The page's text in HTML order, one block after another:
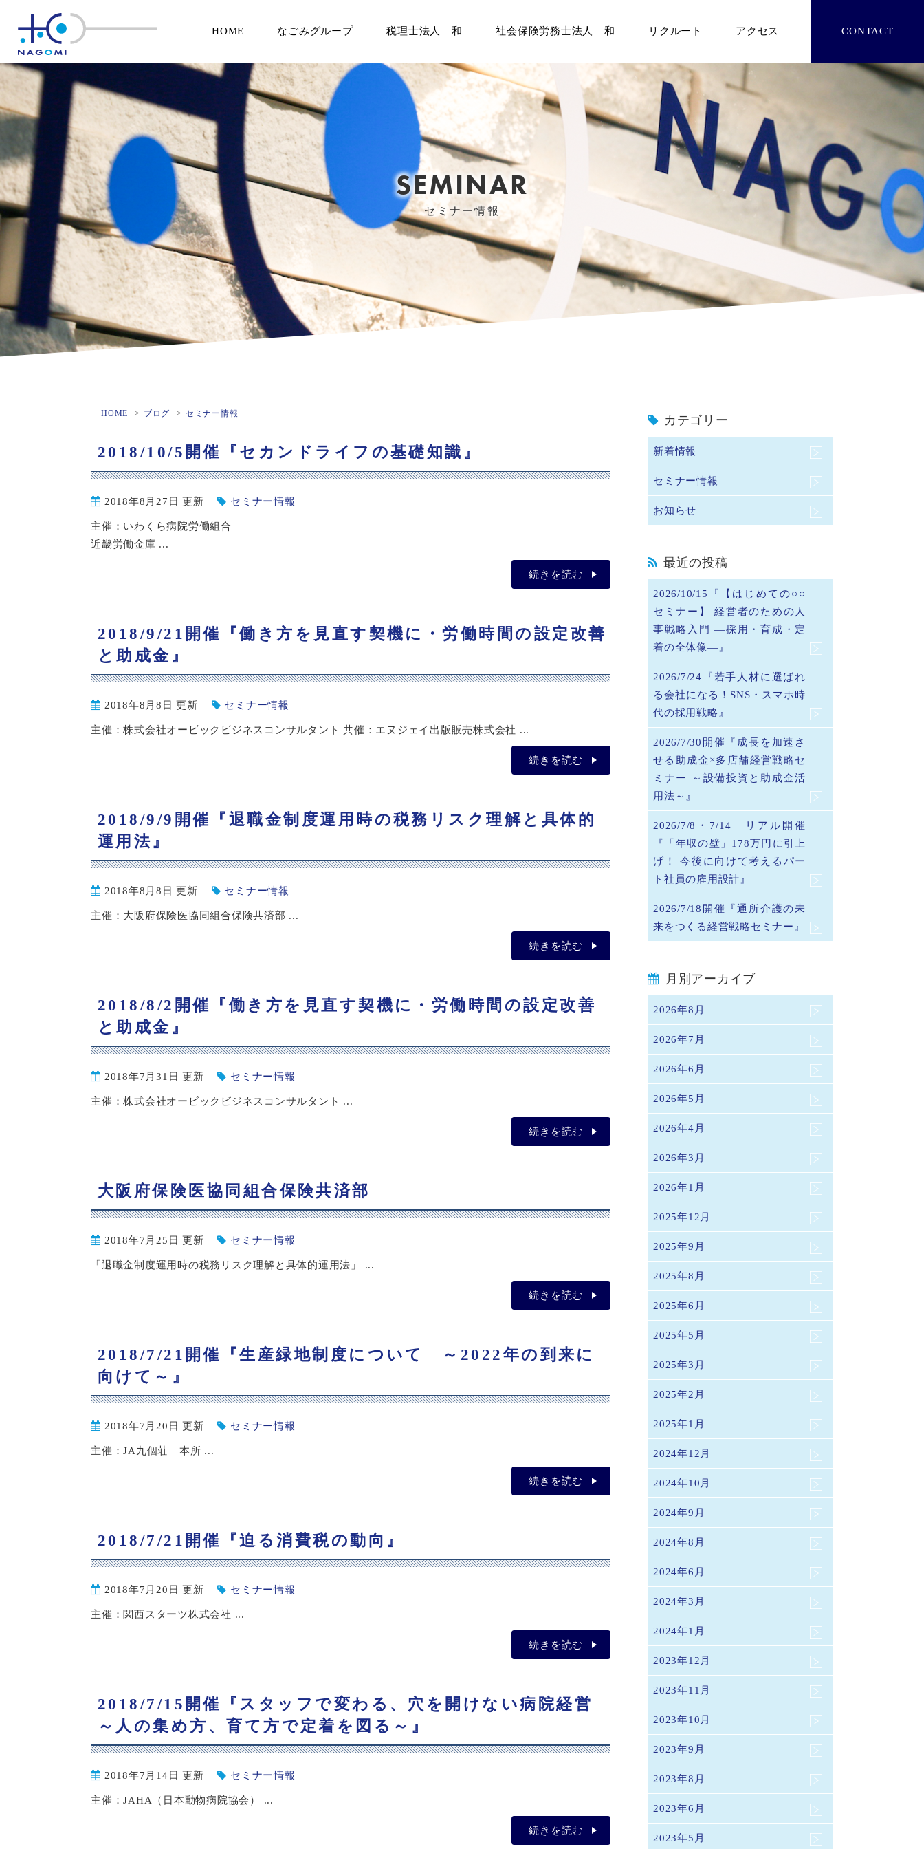
HOME なごみグループ 税理士法人 和 社会保険労務士法人 和 リクルート アクセス CONTACT
SEMINAR
セミナー情報
HOME ブログ セミナー情報
2018/10/5開催『セカンドライフの基礎知識』
2018年8月27日 更新 セミナー情報
主催：いわくら病院労働組合
近畿労働金庫 ...
続きを読む
2018/9/21開催『働き方を見直す契機に・労働時間の設定改善
と助成金』
2018年8月8日 更新 セミナー情報
主催：株式会社オービックビジネスコンサルタント 共催：エヌジェイ出版販売株式会社 ...
続きを読む
2018/9/9開催『退職金制度運用時の税務リスク理解と具体的
運用法』
2018年8月8日 更新 セミナー情報
主催：大阪府保険医協同組合保険共済部 ...
続きを読む
2018/8/2開催『働き方を見直す契機に・労働時間の設定改善
と助成金』
2018年7月31日 更新 セミナー情報
主催：株式会社オービックビジネスコンサルタント ...
続きを読む
大阪府保険医協同組合保険共済部
2018年7月25日 更新 セミナー情報
「退職金制度運用時の税務リスク理解と具体的運用法」 ...
続きを読む
2018/7/21開催『生産緑地制度について ～2022年の到来に
向けて～』
2018年7月20日 更新 セミナー情報
主催：JA九個荘 本所 ...
続きを読む
2018/7/21開催『迫る消費税の動向』
2018年7月20日 更新 セミナー情報
主催：関西スターツ株式会社 ...
続きを読む
2018/7/15開催『スタッフで変わる、穴を開けない病院経営
～人の集め方、育て方で定着を図る～』
2018年7月14日 更新 セミナー情報
主催：JAHA（日本動物病院協会） ...
続きを読む
カテゴリー
新着情報
セミナー情報
お知らせ
最近の投稿
2026/10/15『【はじめての○○
セミナー】 経営者のための人
事戦略入門 ―採用・育成・定
着の全体像―』
2026/7/24『若手人材に選ばれ
る会社になる！SNS・スマホ時
代の採用戦略』
2026/7/30開催『成長を加速さ
せる助成金×多店舗経営戦略セ
ミナー ～設備投資と助成金活
用法～』
2026/7/8・7/14 リアル開催
『「年収の壁」178万円に引上
げ！ 今後に向けて考えるパー
ト社員の雇用設計』
2026/7/18開催『通所介護の未
来をつくる経営戦略セミナー』
月別アーカイブ
2026年8月
2026年7月
2026年6月
2026年5月
2026年4月
2026年3月
2026年1月
2025年12月
2025年9月
2025年8月
2025年6月
2025年5月
2025年3月
2025年2月
2025年1月
2024年12月
2024年10月
2024年9月
2024年8月
2024年6月
2024年3月
2024年1月
2023年12月
2023年11月
2023年10月
2023年9月
2023年8月
2023年6月
2023年5月